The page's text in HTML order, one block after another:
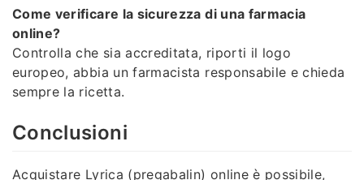
Come verificare la sicurezza di una farmacia
online?
Controlla che sia accreditata, riporti il logo
europeo, abbia un farmacista responsabile e chieda
sempre la ricetta.
Conclusioni
Acquistare Lyrica (pregabalin) online è possibile,